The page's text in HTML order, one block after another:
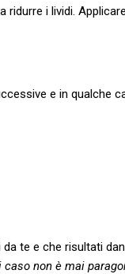
i lividi.
e in qualche
te e che risultati
caso non è mai